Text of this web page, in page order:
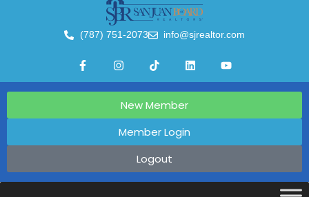
(787) 751-2073 info@sjrealtor.com
New Member
Member Login
Logout